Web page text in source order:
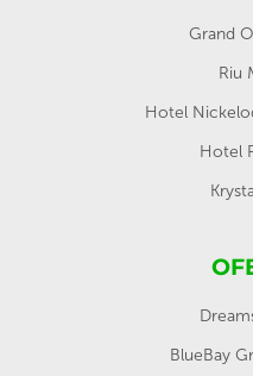
Grand
Riu
Hotel
Hotel
BlueBay